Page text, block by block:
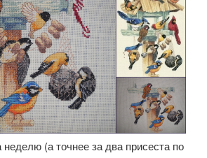
(а точнее за два присеста по